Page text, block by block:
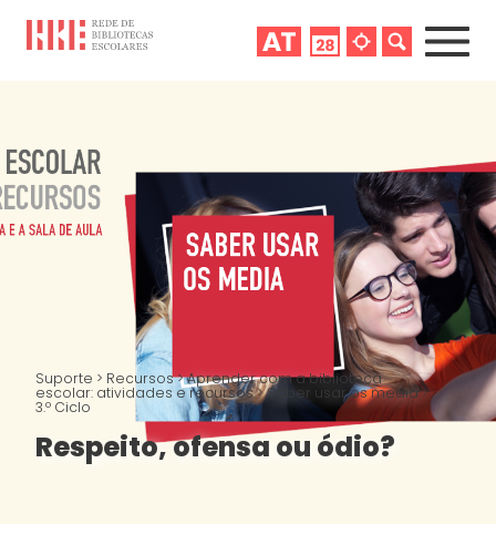
Suporte > Recursos>Aprender com a biblioteca
escolar: atividades e recursos>Saber usar os media>
3.º Ciclo
Respeito, ofensa ou ódio?